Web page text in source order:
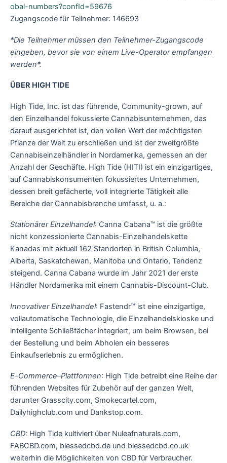
obal-numbers?confId=59676
Zugangscode für Teilnehmer: 146693
*Die Teilnehmer müssen den Teilnehmer-Zugangscode
eingeben, bevor sie von einem Live-Operator empfangen
werden*.
ÜBER HIGH TIDE
High Tide, Inc. ist das führende, Community-grown, auf
den Einzelhandel fokussierte Cannabisunternehmen, das
darauf ausgerichtet ist, den vollen Wert der mächtigsten
Pflanze der Welt zu erschließen und ist der zweitgrößte
Cannabiseinzelhändler in Nordamerika, gemessen an der
Anzahl der Geschäfte. High Tide (HITI) ist ein einzigartiges,
auf Cannabiskonsumenten fokussiertes Unternehmen,
dessen breit gefächerte, voll integrierte Tätigkeit alle
Bereiche der Cannabisbranche umfasst, u. a.:
Stationärer Einzelhandel: Canna Cabana™ ist die größte
nicht konzessionierte Cannabis-Einzelhandelskette
Kanadas mit aktuell 162 Standorten in British Columbia,
Alberta, Saskatchewan, Manitoba und Ontario, Tendenz
steigend. Canna Cabana wurde im Jahr 2021 der erste
Händler Nordamerika mit einem Cannabis-Discount-Club.
Innovativer Einzelhandel: Fastendr™ ist eine einzigartige,
vollautomatische Technologie, die Einzelhandelskioske und
intelligente Schließfächer integriert, um beim Browsen, bei
der Bestellung und beim Abholen ein besseres
Einkaufserlebnis zu ermöglichen.
E–Commerce–Plattformen: High Tide betreibt eine Reihe der
führenden Websites für Zubehör auf der ganzen Welt,
darunter Grasscity.com, Smokecartel.com,
Dailyhighclub.com und Dankstop.com.
CBD: High Tide kultiviert über Nuleafnaturals.com,
FABCBD.com, blessedcbd.de und blessedcbd.co.uk
weiterhin die Möglichkeiten von CBD für Verbraucher.